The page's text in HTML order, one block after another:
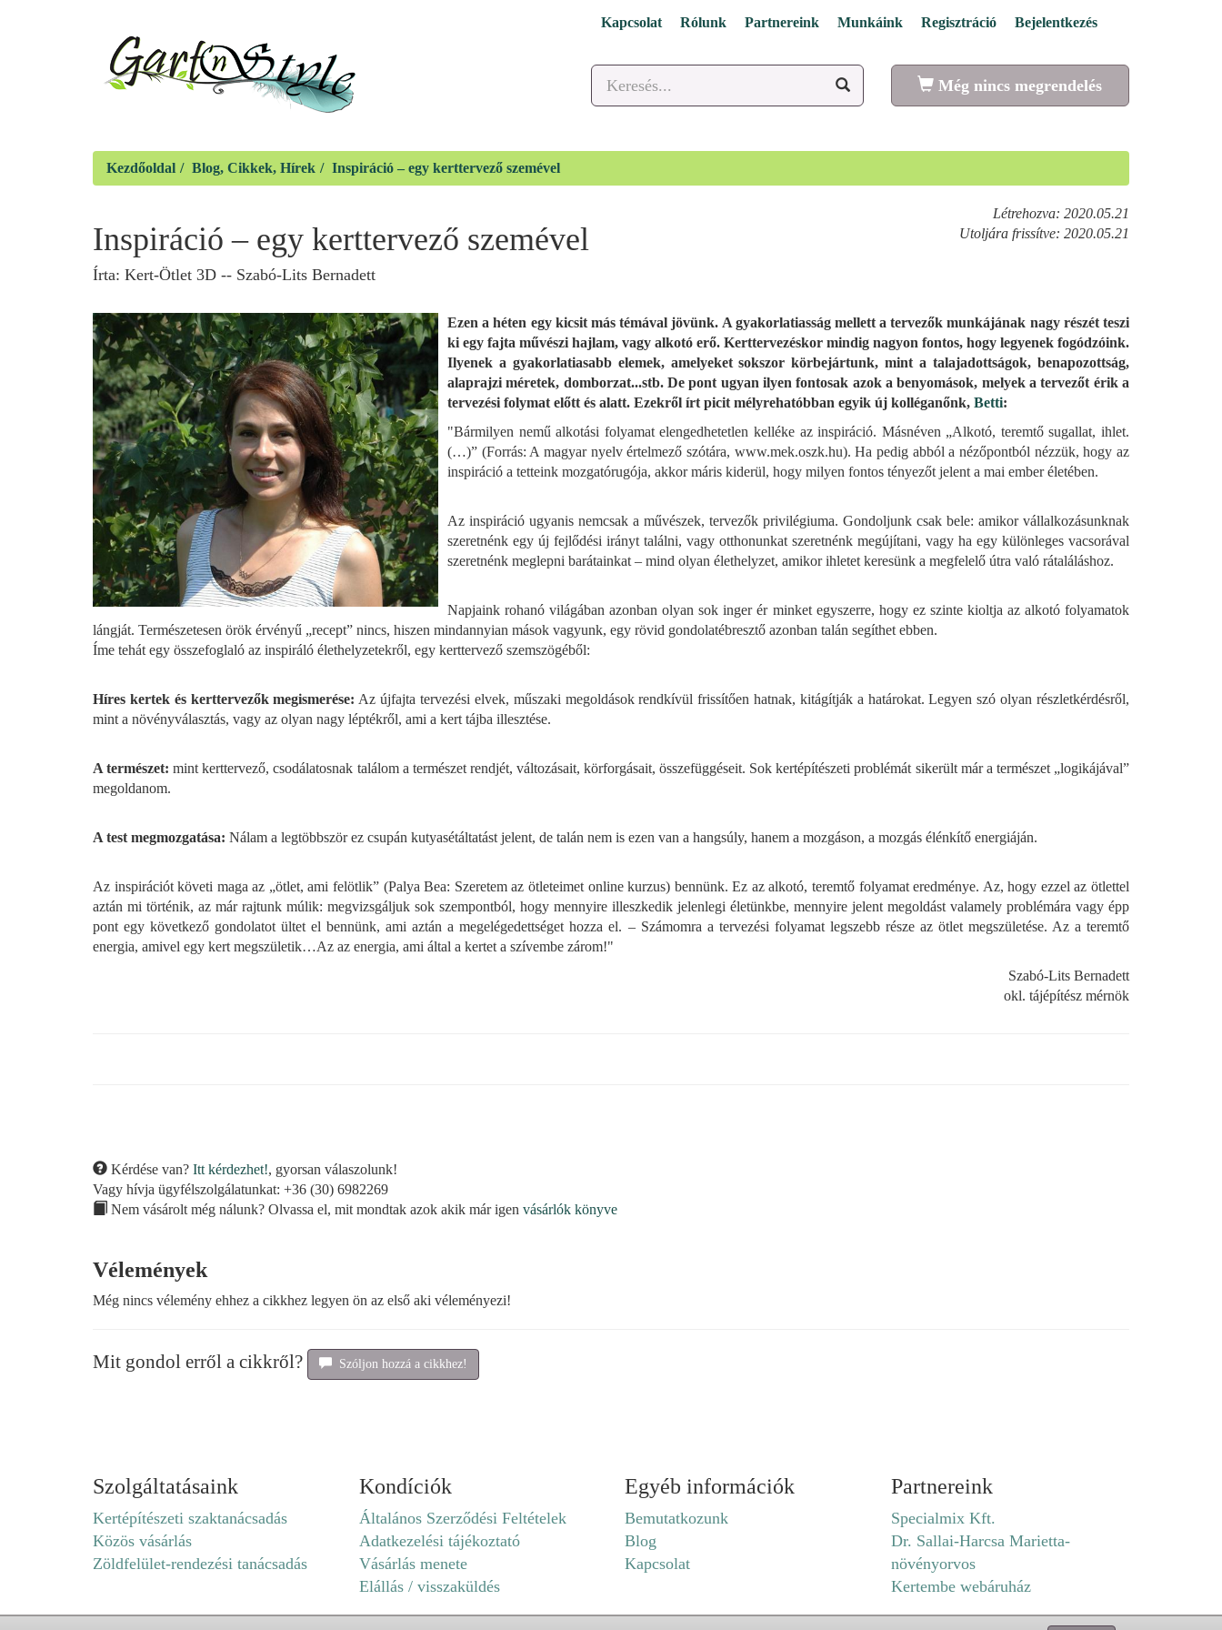
Kapcsolat Rólunk Partnereink Munkáink Regisztráció Bejelentkezés
Még nincs megrendelés
Kezdőoldal Blog, Cikkek, Hírek Inspiráció – egy kerttervező szemével
Inspiráció – egy kerttervező szemével
Írta: Kert-Ötlet 3D -- Szabó-Lits Bernadett
Létrehozva: 2020.05.21
Utoljára frissítve: 2020.05.21
Ezen a héten egy kicsit más témával jövünk. A gyakorlatiasság mellett a tervezők munkájának nagy részét teszi
ki egy fajta művészi hajlam, vagy alkotó erő. Kerttervezéskor mindig nagyon fontos, hogy legyenek fogódzóink.
Ilyenek a gyakorlatiasabb elemek, amelyeket sokszor körbejártunk, mint a talajadottságok, benapozottság,
alaprajzi méretek, domborzat...stb. De pont ugyan ilyen fontosak azok a benyomások, melyek a tervezőt érik a
tervezési folymat előtt és alatt. Ezekről írt picit mélyrehatóbban egyik új kolléganőnk, Betti:
"Bármilyen nemű alkotási folyamat elengedhetetlen kelléke az inspiráció. Másnéven „Alkotó, teremtő sugallat, ihlet.
(…)” (Forrás: A magyar nyelv értelmező szótára, www.mek.oszk.hu). Ha pedig abból a nézőpontból nézzük, hogy az
inspiráció a tetteink mozgatórugója, akkor máris kiderül, hogy milyen fontos tényezőt jelent a mai ember életében.
Az inspiráció ugyanis nemcsak a művészek, tervezők privilégiuma. Gondoljunk csak bele: amikor vállalkozásunknak
szeretnénk egy új fejlődési irányt találni, vagy otthonunkat szeretnénk megújítani, vagy ha egy különleges vacsorával
szeretnénk meglepni barátainkat – mind olyan élethelyzet, amikor ihletet keresünk a megfelelő útra való rátaláláshoz.
Napjaink rohanó világában azonban olyan sok inger ér minket egyszerre, hogy ez szinte kioltja az alkotó folyamatok
lángját. Természetesen örök érvényű „recept” nincs, hiszen mindannyian mások vagyunk, egy rövid gondolatébresztő azonban talán segíthet ebben.
Íme tehát egy összefoglaló az inspiráló élethelyzetekről, egy kerttervező szemszögéből:
Híres kertek és kerttervezők megismerése: Az újfajta tervezési elvek, műszaki megoldások rendkívül frissítően hatnak, kitágítják a határokat. Legyen szó olyan részletkérdésről,
mint a növényválasztás, vagy az olyan nagy léptékről, ami a kert tájba illesztése.
A természet: mint kerttervező, csodálatosnak találom a természet rendjét, változásait, körforgásait, összefüggéseit. Sok kertépítészeti problémát sikerült már a természet „logikájával”
megoldanom.
A test megmozgatása: Nálam a legtöbbször ez csupán kutyasétáltatást jelent, de talán nem is ezen van a hangsúly, hanem a mozgáson, a mozgás élénkítő energiáján.
Az inspirációt követi maga az „ötlet, ami felötlik” (Palya Bea: Szeretem az ötleteimet online kurzus) bennünk. Ez az alkotó, teremtő folyamat eredménye. Az, hogy ezzel az ötlettel
aztán mi történik, az már rajtunk múlik: megvizsgáljuk sok szempontból, hogy mennyire illeszkedik jelenlegi életünkbe, mennyire jelent megoldást valamely problémára vagy épp
pont egy következő gondolatot ültet el bennünk, ami aztán a megelégedettséget hozza el. – Számomra a tervezési folyamat legszebb része az ötlet megszületése. Az a teremtő
energia, amivel egy kert megszületik…Az az energia, ami által a kertet a szívembe zárom!"
Szabó-Lits Bernadett
okl. tájépítész mérnök
Kérdése van? Itt kérdezhet!, gyorsan válaszolunk!
Vagy hívja ügyfélszolgálatunkat: +36 (30) 6982269
Nem vásárolt még nálunk? Olvassa el, mit mondtak azok akik már igen vásárlók könyve
Vélemények
Még nincs vélemény ehhez a cikkhez legyen ön az első aki véleményezi!
Mit gondol erről a cikkről? Szóljon hozzá a cikkhez!
Szolgáltatásaink
Kertépítészeti szaktanácsadás
Közös vásárlás
Zöldfelület-rendezési tanácsadás
Kondíciók
Általános Szerződési Feltételek
Adatkezelési tájékoztató
Vásárlás menete
Elállás / visszaküldés
Egyéb információk
Bemutatkozunk
Blog
Kapcsolat
Partnereink
Specialmix Kft.
Dr. Sallai-Harcsa Marietta-
növényorvos
Kertembe webáruház